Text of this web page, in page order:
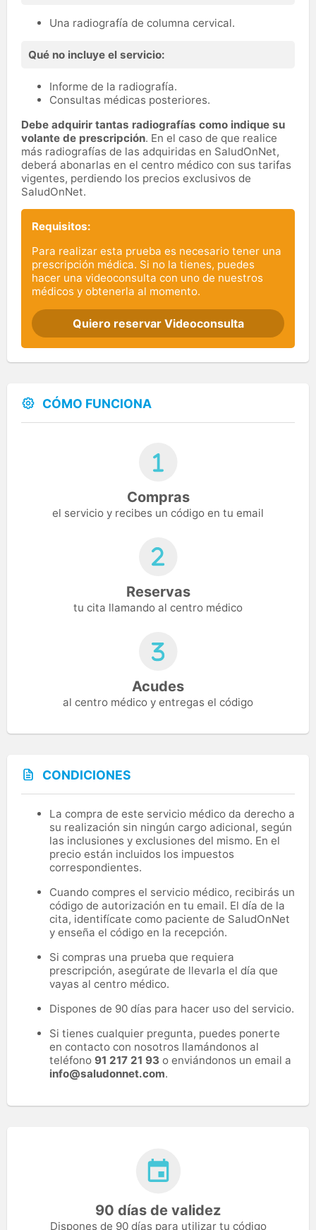
Una radiografía de columna cervical.
Qué no incluye el servicio:
Informe de la radiografía.
Consultas médicas posteriores.
Debe adquirir tantas radiografías como indique su
volante de prescripción. En el caso de que realice
más radiografías de las adquiridas en SaludOnNet,
deberá abonarlas en el centro médico con sus tarifas
vigentes, perdiendo los precios exclusivos de
SaludOnNet.
Requisitos:
Para realizar esta prueba es necesario tener una
prescripción médica. Si no la tienes, puedes
hacer una videoconsulta con uno de nuestros
médicos y obtenerla al momento.
Quiero reservar Videoconsulta
CÓMO FUNCIONA
Compras
el servicio y recibes un código en tu email
Reservas
tu cita llamando al centro médico
Acudes
al centro médico y entregas el código
CONDICIONES
La compra de este servicio médico da derecho a
su realización sin ningún cargo adicional, según
las inclusiones y exclusiones del mismo. En el
precio están incluidos los impuestos
correspondientes.
Cuando compres el servicio médico, recibirás un
código de autorización en tu email. El día de la
cita, identifícate como paciente de SaludOnNet
y enseña el código en la recepción.
Si compras una prueba que requiera
prescripción, asegúrate de llevarla el día que
vayas al centro médico.
Dispones de 90 días para hacer uso del servicio.
Si tienes cualquier pregunta, puedes ponerte
en contacto con nosotros llamándonos al
teléfono 91 217 21 93 o enviándonos un email a
info@saludonnet.com.
90 días de validez
Dispones de 90 días para utilizar tu código